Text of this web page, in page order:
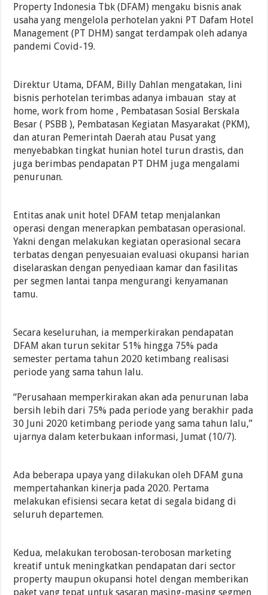
Property Indonesia Tbk (DFAM) mengaku bisnis anak
usaha yang mengelola perhotelan yakni PT Dafam Hotel
Management (PT DHM) sangat terdampak oleh adanya
pandemi Covid-19.
Direktur Utama, DFAM, Billy Dahlan mengatakan, lini
bisnis perhotelan terimbas adanya imbauan stay at
home, work from home , Pembatasan Sosial Berskala
Besar ( PSBB ), Pembatasan Kegiatan Masyarakat (PKM),
dan aturan Pemerintah Daerah atau Pusat yang
menyebabkan tingkat hunian hotel turun drastis, dan
juga berimbas pendapatan PT DHM juga mengalami
penurunan.
Entitas anak unit hotel DFAM tetap menjalankan
operasi dengan menerapkan pembatasan operasional.
Yakni dengan melakukan kegiatan operasional secara
terbatas dengan penyesuaian evaluasi okupansi harian
diselaraskan dengan penyediaan kamar dan fasilitas
per segmen lantai tanpa mengurangi kenyamanan
tamu.
Secara keseluruhan, ia memperkirakan pendapatan
DFAM akan turun sekitar 51% hingga 75% pada
semester pertama tahun 2020 ketimbang realisasi
periode yang sama tahun lalu.
“Perusahaan memperkirakan akan ada penurunan laba
bersih lebih dari 75% pada periode yang berakhir pada
30 Juni 2020 ketimbang periode yang sama tahun lalu,”
ujarnya dalam keterbukaan informasi, Jumat (10/7).
Ada beberapa upaya yang dilakukan oleh DFAM guna
mempertahankan kinerja pada 2020. Pertama
melakukan efisiensi secara ketat di segala bidang di
seluruh departemen.
Kedua, melakukan terobosan-terobosan marketing
kreatif untuk meningkatkan pendapatan dari sector
property maupun okupansi hotel dengan memberikan
paket yang tepat untuk sasaran masing-masing segmen